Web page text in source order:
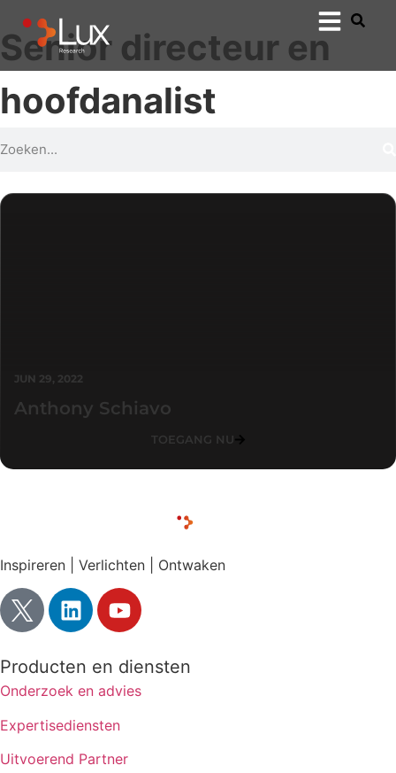
Senior directeur en
hoofdanalist
JUN 29, 2022
Anthony Schiavo
TOEGANG NU
Inspireren | Verlichten | Ontwaken
Producten en diensten
Onderzoek en advies
Expertisediensten
Uitvoerend Partner